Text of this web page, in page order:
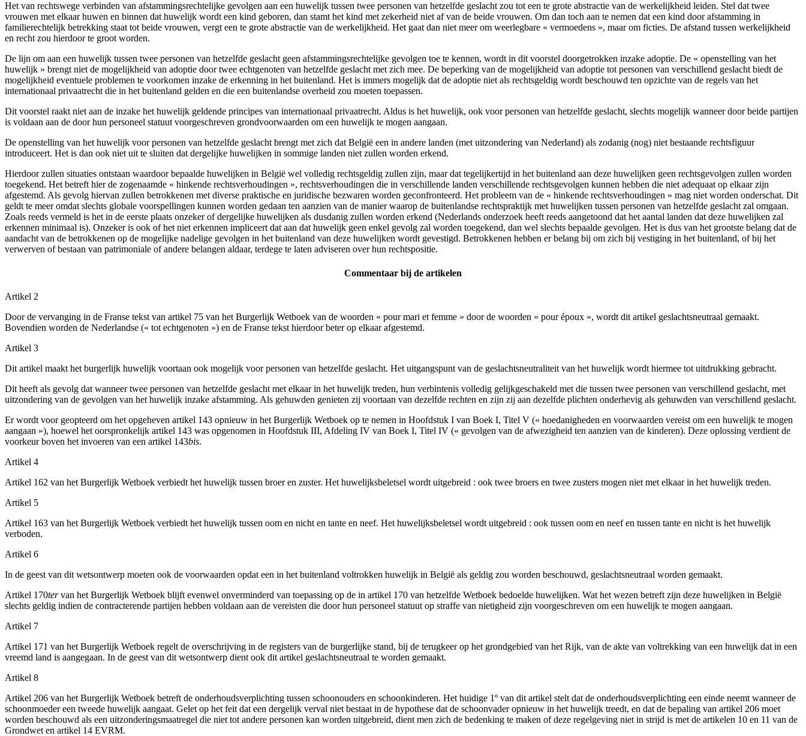
Het van rechtswege verbinden van afstammingsrechtelijke gevolgen aan een huwelijk tussen twee personen van hetzelfde geslacht zou tot een te grote abstractie van de werkelijkheid leiden. Stel dat twee
vrouwen met elkaar huwen en binnen dat huwelijk wordt een kind geboren, dan stamt het kind met zekerheid niet af van de beide vrouwen. Om dan toch aan te nemen dat een kind door afstamming in
familierechtelijk betrekking staat tot beide vrouwen, vergt een te grote abstractie van de werkelijkheid. Het gaat dan niet meer om weerlegbare « vermoedens », maar om ficties. De afstand tussen werkelijkheid
en recht zou hierdoor te groot worden.
De lijn om aan een huwelijk tussen twee personen van hetzelfde geslacht geen afstammingsrechtelijke gevolgen toe te kennen, wordt in dit voorstel doorgetrokken inzake adoptie. De « openstelling van het
huwelijk » brengt niet de mogelijkheid van adoptie door twee echtgenoten van hetzelfde geslacht met zich mee. De beperking van de mogelijkheid van adoptie tot personen van verschillend geslacht biedt de
mogelijkheid eventuele problemen te voorkomen inzake de erkenning in het buitenland. Het is immers mogelijk dat de adoptie niet als rechtsgeldig wordt beschouwd ten opzichte van de regels van het
internationaal privaatrecht die in het buitenland gelden en die een buitenlandse overheid zou moeten toepassen.
Dit voorstel raakt niet aan de inzake het huwelijk geldende principes van internationaal privaatrecht. Aldus is het huwelijk, ook voor personen van hetzelfde geslacht, slechts mogelijk wanneer door beide partijen
is voldaan aan de door hun personeel statuut voorgeschreven grondvoorwaarden om een huwelijk te mogen aangaan.
De openstelling van het huwelijk voor personen van hetzelfde geslacht brengt met zich dat België een in andere landen (met uitzondering van Nederland) als zodanig (nog) niet bestaande rechtsfiguur
introduceert. Het is dan ook niet uit te sluiten dat dergelijke huwelijken in sommige landen niet zullen worden erkend.
Hierdoor zullen situaties ontstaan waardoor bepaalde huwelijken in België wel volledig rechtsgeldig zullen zijn, maar dat tegelijkertijd in het buitenland aan deze huwelijken geen rechtsgevolgen zullen worden
toegekend. Het betreft hier de zogenaamde « hinkende rechtsverhoudingen », rechtsverhoudingen die in verschillende landen verschillende rechtsgevolgen kunnen hebben die niet adequaat op elkaar zijn
afgestemd. Als gevolg hiervan zullen betrokkenen met diverse praktische en juridische bezwaren worden geconfronteerd. Het probleem van de « hinkende rechtsverhoudingen » mag niet worden onderschat. Dit
geldt te meer omdat slechts globale voorspellingen kunnen worden gedaan ten aanzien van de manier waarop de buitenlandse rechtspraktijk met huwelijken tussen personen van hetzelfde geslacht zal omgaan.
Zoals reeds vermeld is het in de eerste plaats onzeker of dergelijke huwelijken als dusdanig zullen worden erkend (Nederlands onderzoek heeft reeds aangetoond dat het aantal landen dat deze huwelijken zal
erkennen minimaal is). Onzekeris ook of het niet erkennen impliceert dat aan dat huwelijk geen enkel gevolg zal worden toegekend, dan wel slechts bepaalde gevolgen. Het is dus van het grootste belang dat de
aandacht van de betrokkenen op de mogelijke nadelige gevolgen in het buitenland van deze huwelijken wordt gevestigd. Betrokkenen hebben er belang bij om zich bij vestiging in het buitenland, of bij het
verwerven of bestaan van patrimoniale of andere belangen aldaar, terdege te laten adviseren over hun rechtspositie.
Commentaar bij de artikelen
Artikel 2
Door de vervanging in de Franse tekst van artikel 75 van het Burgerlijk Wetboek van de woorden « pour mari et femme » door de woorden « pour époux », wordt dit artikel geslachtsneutraal gemaakt.
Bovendien worden de Nederlandse (« tot echtgenoten ») en de Franse tekst hierdoor beter op elkaar afgestemd.
Artikel 3
Dit artikel maakt het burgerlijk huwelijk voortaan ook mogelijk voor personen van hetzelfde geslacht. Het uitgangspunt van de geslachtsneutraliteit van het huwelijk wordt hiermee tot uitdrukking gebracht.
Dit heeft als gevolg dat wanneer twee personen van hetzelfde geslacht met elkaar in het huwelijk treden, hun verbintenis volledig gelijkgeschakeld met die tussen twee personen van verschillend geslacht, met
uitzondering van de gevolgen van het huwelijk inzake afstamming. Als gehuwden genieten zij voortaan van dezelfde rechten en zijn zij aan dezelfde plichten onderhevig als gehuwden van verschillend geslacht.
Er wordt voor geopteerd om het opgeheven artikel 143 opnieuw in het Burgerlijk Wetboek op te nemen in Hoofdstuk I van Boek I, Titel V (« hoedanigheden en voorwaarden vereist om een huwelijk te mogen
aangaan »), hoewel het oorspronkelijk artikel 143 was opgenomen in Hoofdstuk III, Afdeling IV van Boek I, Titel IV (« gevolgen van de afwezigheid ten aanzien van de kinderen). Deze oplossing verdient de
voorkeur boven het invoeren van een artikel 143bis.
Artikel 4
Artikel 162 van het Burgerlijk Wetboek verbiedt het huwelijk tussen broer en zuster. Het huwelijksbeletsel wordt uitgebreid : ook twee broers en twee zusters mogen niet met elkaar in het huwelijk treden.
Artikel 5
Artikel 163 van het Burgerlijk Wetboek verbiedt het huwelijk tussen oom en nicht en tante en neef. Het huwelijksbeletsel wordt uitgebreid : ook tussen oom en neef en tussen tante en nicht is het huwelijk
verboden.
Artikel 6
In de geest van dit wetsontwerp moeten ook de voorwaarden opdat een in het buitenland voltrokken huwelijk in België als geldig zou worden beschouwd, geslachtsneutraal worden gemaakt.
Artikel 170tervan het Burgerlijk Wetboek blijft evenwel onverminderd van toepassing op de in artikel 170 van hetzelfde Wetboek bedoelde huwelijken. Wat het wezen betreft zijn deze huwelijken in België
slechts geldig indien de contracterende partijen hebben voldaan aan de vereisten die door hun personeel statuut op straffe van nietigheid zijn voorgeschreven om een huwelijk te mogen aangaan.
Artikel 7
Artikel 171 van het Burgerlijk Wetboek regelt de overschrijving in de registers van de burgerlijke stand, bij de terugkeer op het grondgebied van het Rijk, van de akte van voltrekking van een huwelijk dat in een
vreemd land is aangegaan. In de geest van dit wetsontwerp dient ook dit artikel geslachtsneutraal te worden gemaakt.
Artikel 8
Artikel 206 van het Burgerlijk Wetboek betreft de onderhoudsverplichting tussen schoonouders en schoonkinderen. Het huidige 1º van dit artikel stelt dat de onderhoudsverplichting een einde neemt wanneer de
schoonmoeder een tweede huwelijk aangaat. Gelet op het feit dat een dergelijk verval niet bestaat in de hypothese dat de schoonvader opnieuw in het huwelijk treedt, en dat de bepaling van artikel 206 moet
worden beschouwd als een uitzonderingsmaatregel die niet tot andere personen kan worden uitgebreid, dient men zich de bedenking te maken of deze regelgeving niet in strijd is met de artikelen 10 en 11 van de
Grondwet en artikel 14 EVRM.